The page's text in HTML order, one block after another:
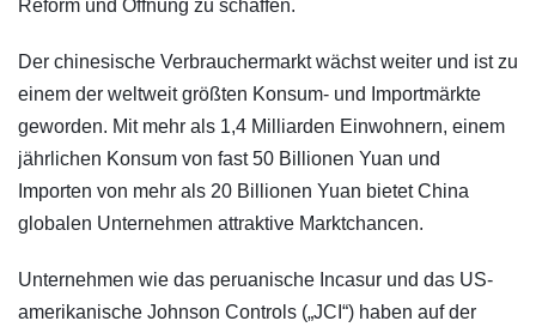
Reform und Öffnung zu schaffen.
Der chinesische Verbrauchermarkt wächst weiter und ist zu
einem der weltweit größten Konsum- und Importmärkte
geworden. Mit mehr als 1,4 Milliarden Einwohnern, einem
jährlichen Konsum von fast 50 Billionen Yuan und
Importen von mehr als 20 Billionen Yuan bietet China
globalen Unternehmen attraktive Marktchancen.
Unternehmen wie das peruanische Incasur und das US-
amerikanische Johnson Controls („JCI“) haben auf der